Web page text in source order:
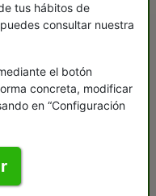
tus hábitos de
consultar nuestra
el botón
concreta, modificar
en “Configuración